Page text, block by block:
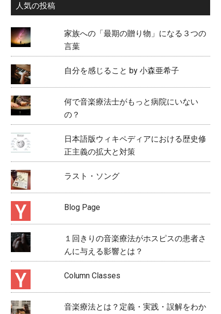
人気の投稿
家族への「最期の贈り物」になる３つの
言葉
自分を感じること by 小森亜希子
何で音楽療法士がもっと病院にいない
の？
日本語版ウィキペディアにおける歴史修
正主義の拡大と対策
ラスト・ソング
Blog Page
１回きりの音楽療法がホスピスの患者さ
んに与える影響とは？
Column Classes
音楽療法とは？定義・実践・誤解をわか